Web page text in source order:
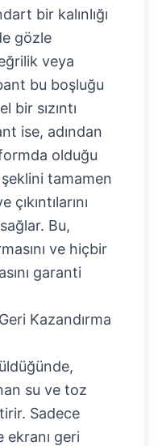
bir kalınlığı
gözle
veya
bu boşluğu
bir sızıntı
ise, adından
formda olduğu
tamamen
Bu,
ve hiçbir
garanti
Kazandırma
su ve toz
Sadece
ekranı geri